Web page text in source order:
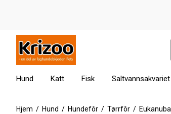
Hund Katt Fisk Saltvannsakvariet
Hjem / Hund / Hundefôr / Tørrfôr / Eukanuba